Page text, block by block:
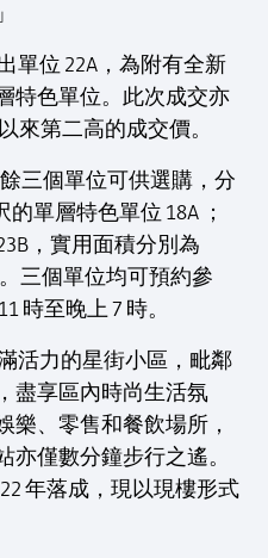
出單位 22A，為附有全新
特色單位。此次成交亦
來第二高的成交價。
餘三個單位可供選購，分
單層特色單位 18A ；
，實用面積分別為
三個單位均可預約參
時至晚上 7 時。
滿活力的星街小區，毗鄰
盡享區內時尚生活氛
樂、零售和餐飲場所，
亦僅數分鐘步行之遙。
年落成，現以現樓形式